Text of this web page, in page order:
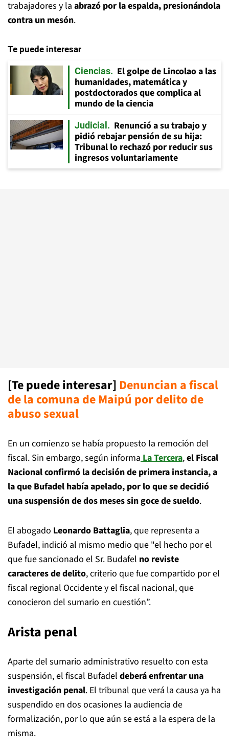
trabajadores y la abrazó por la espalda, presionándola
contra un mesón.
Te puede interesar
Ciencias
El golpe de Lincolao a las
humanidades, matemática y
postdoctorados que complica al
mundo de la ciencia
Judicial
Renunció a su trabajo y
pidió rebajar pensión de su hija:
Tribunal lo rechazó por reducir sus
ingresos voluntariamente
[Te puede interesar] Denuncian a fiscal
de la comuna de Maipú por delito de
abuso sexual
En un comienzo se había propuesto la remoción del
fiscal. Sin embargo, según informa La Tercera,el Fiscal
Nacional confirmó la decisión de primera instancia, a
la que Bufadel había apelado, por lo que se decidió
una suspensión de dos meses sin goce de sueldo.
El abogado Leonardo Battaglia, que representa a
Bufadel, indició al mismo medio que "el hecho por el
que fue sancionado el Sr. Budafel no reviste
caracteres de delito, criterio que fue compartido por el
fiscal regional Occidente y el fiscal nacional, que
conocieron del sumario en cuestión”.
Arista penal
Aparte del sumario administrativo resuelto con esta
suspensión, el fiscal Bufadel deberá enfrentar una
investigación penal. El tribunal que verá la causa ya ha
suspendido en dos ocasiones la audiencia de
formalización, por lo que aún se está a la espera de la
misma.